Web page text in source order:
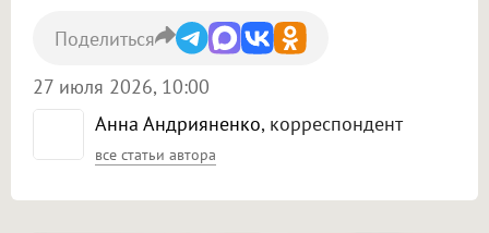
Анна Андрияненко, корреспондент
все статьи автора
27 июля 2026, 10:00
Поделиться